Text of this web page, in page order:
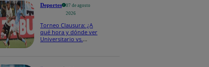
Deportes
07 de agosto
2026
Torneo Clausura: ¿A
qué hora y dónde ver
Universitario vs.